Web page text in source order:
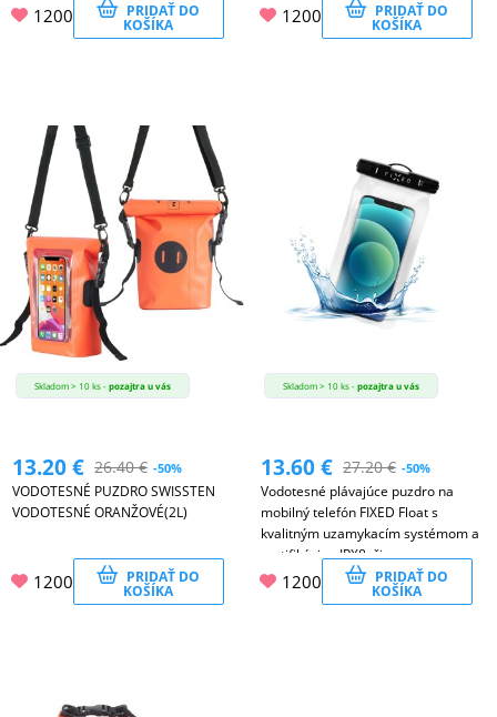
1200 PRIDAŤ DO
KOŠÍKA 1200 PRIDAŤ DO
KOŠÍKA
Skladom > 10 ks -pozajtra u vás
13.20€ 26.40€ -50%
VODOTESNÉ PUZDRO SWISSTEN
VODOTESNÉ ORANŽOVÉ(2L)
1200 PRIDAŤ DO
KOŠÍKA
Skladom > 10 ks -pozajtra u vás
13.60€ 27.20€ -50%
Vodotesné plávajúce puzdro na
mobilný telefón FIXED Float s
kvalitným uzamykacím systémom a
certifikáciou IPX8, čierne
1200 PRIDAŤ DO
KOŠÍKA